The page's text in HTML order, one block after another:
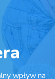
wpływ na